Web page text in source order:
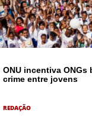
ONU incentiva
crime entre jovens
REDAÇÃO